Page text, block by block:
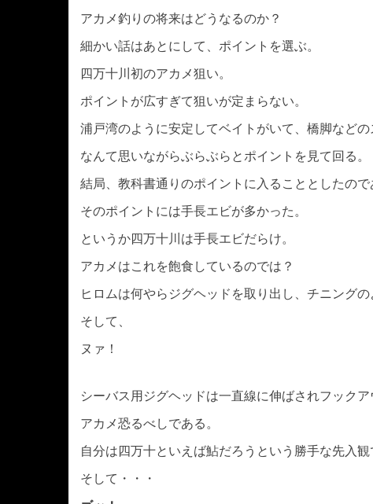
アカメ釣りの将来はどうなるのか？
細かい話はあとにして、ポイントを選ぶ。
四万十川初のアカメ狙い。
ポイントが広すぎて狙いが定まらない。
浦戸湾のように安定してベイトがいて、橋脚など
なんて思いながらぶらぶらとポイントを見て回る。
結局、教科書通りのポイントに入ることとしたので
そのポイントには手長エビが多かった。
というか四万十川は手長エビだらけ。
アカメはこれを飽食しているのでは？
ヒロムは何やらジグヘッドを取り出し、チニングの
そして、
ヌァ！
シーバス用ジグヘッドは一直線に伸ばされフックア
アカメ恐るべしである。
自分は四万十といえば鮎だろうという勝手な先入
そして・・・